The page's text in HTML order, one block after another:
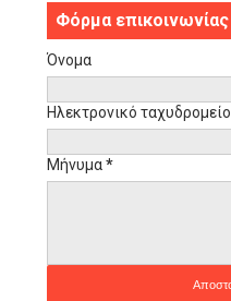
Φόρμα επικοινωνίας
Όνομα
Ηλεκτρονικό ταχυδρομείο
Μήνυμα*